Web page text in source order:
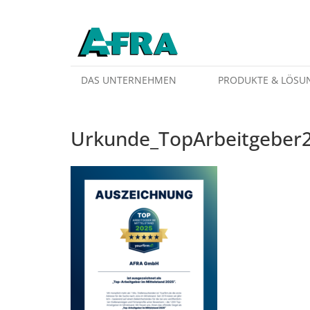
DAS UNTERNEHMEN PRODUKTE &